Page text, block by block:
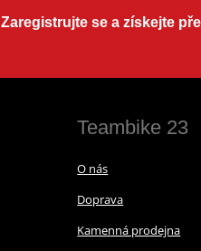
Zaregistrujte se a získejte
Teambike 23
O nás
Doprava
Kamenná prodejna